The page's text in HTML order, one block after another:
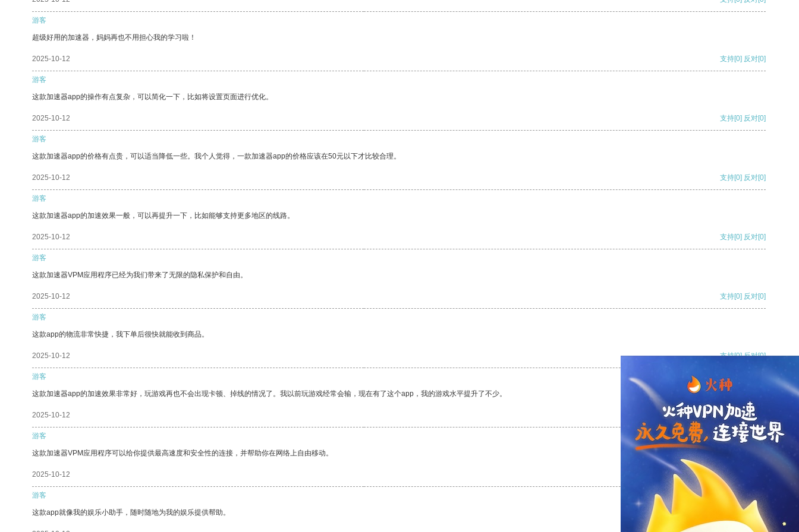
游客
超级好用的加速器，妈妈再也不用担心我的学习啦！
2025-10-12 支持[0] 反对[0]
游客
这款加速器app的操作有点复杂，可以简化一下，比如将设置页面进行优化。
2025-10-12 支持[0] 反对[0]
游客
这款加速器app的价格有点贵，可以适当降低一些。我个人觉得，一款加速器app的价格应该在50元以下才比较合理。
2025-10-12 支持[0] 反对[0]
游客
这款加速器app的加速效果一般，可以再提升一下，比如能够支持更多地区的线路。
2025-10-12 支持[0] 反对[0]
游客
这款加速器VPM应用程序已经为我们带来了无限的隐私保护和自由。
2025-10-12 支持[0] 反对[0]
游客
这款app的物流非常快捷，我下单后很快就能收到商品。
2025-10-12 支持[0] 反对[0]
游客
这款加速器app的加速效果非常好，玩游戏再也不会出现卡顿、掉线的情况了。我以前玩游戏经常会输，现在有了这个app，我的游戏水平提升了不少。
2025-10-12 支持[0] 反对
游客
这款加速器VPM应用程序可以给你提供最高速度和安全性的连接，并帮助你在网络上自由移动。
2025-10-12 支持
游客
这款app就像我的娱乐小助手，随时随地为我的娱乐提供帮助。